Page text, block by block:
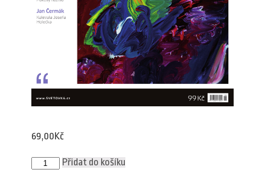
69,00Kč
Plav
6–
Přidat do košíku